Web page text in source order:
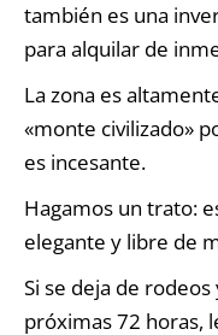
también es una
para alquilar de
La zona es
«monte civilizado»
es incesante.
Hagamos un trato:
elegante y libre de
Si se deja de
próximas 72 horas,